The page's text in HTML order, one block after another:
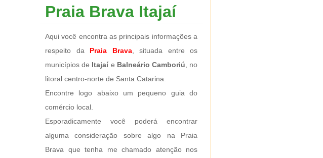
Praia Brava Itajaí
Aqui você encontra as principais informações a
respeito da Praia Brava, situada entre os
municípios de Itajaí e Balneário Camboriú , no
litoral centro-norte de Santa Catarina.
Encontre logo abaixo um pequeno guia do
comércio local.
Esporadicamente você poderá encontrar
alguma consideração sobre algo na Praia
Brava que tenha me chamado atenção nos